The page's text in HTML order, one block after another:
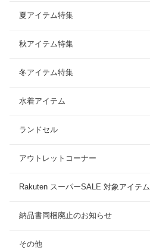
夏アイテム特集
秋アイテム特集
冬アイテム特集
水着アイテム
ランドセル
アウトレットコーナー
Rakuten スーパーSALE 対象アイテム
納品書同梱廃止のお知らせ
その他